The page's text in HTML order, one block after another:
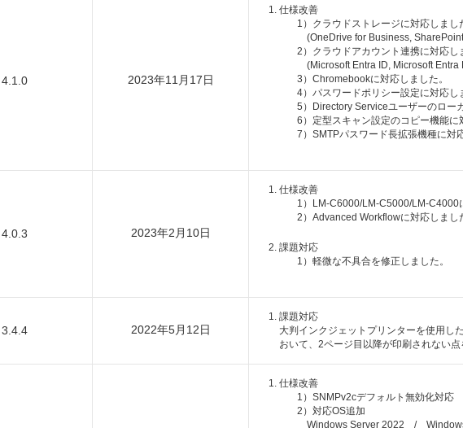
4.1.0 2023年11月17日
仕様改善
1）クラウドストレージに対応しまし
(OneDrive for Business,
2）クラウドアカウント連携に対応し
(Microsoft Entra ID, Microsoft
3）Chromebookに対応しました。
4）パスワードポリシー設定に対応し
5）Directory Serviceユーザーのロー
6）定型スキャン設定のコピー機能に
7）SMTPパスワード長拡張機種に対
4.0.3 2023年2月10日
仕様改善
1）LM-C6000/LM-C5000/LM-C4000
2）Advanced Workflowに対応しまし
課題対応
1）軽微な不具合を修正しました。
3.4.4 2022年5月12日
課題対応
大判インクジェットプリンターを使用し
おいて、2ページ目以降が印刷されない点
仕様改善
1）SNMPv2cデフォルト無効化対応
2）対応OS追加
Windows Server 2022 /